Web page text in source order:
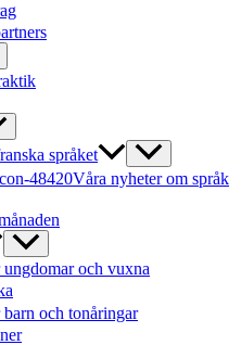
språket
Våra nyheter om språk
ungdomar och vuxna
och tonåringar